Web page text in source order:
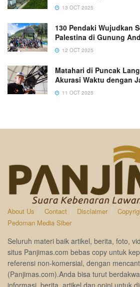
13 OCT 2025
130 Pendaki Wujudkan
Palestina di Gunung
12 OCT 2025
Matahari di Puncak
Akurasi Waktu dengan
11 OCT 2025
About Us Contact Disclaimer
Pedoman Media Siber
Seluruh materi baik artikel, berita, foto,
situs Panjimas.com bebas copy untuk
referensi non-komersial, dengan
(Panjimas.com).Anda bisa turut
informasi, berita, artikel dan opini untuk